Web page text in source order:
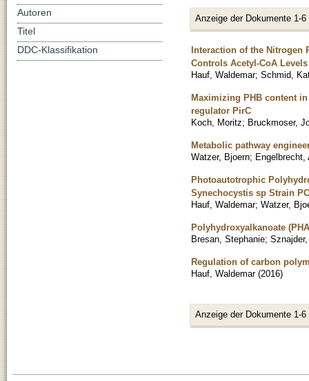
Anzeige der Dokumente 1-6
Interaction of the Nitrogen
Controls Acetyl-CoA
Hauf, Waldemar; Schmid,
Maximizing PHB content
regulator PirC
Koch, Moritz; Bruckmoser,
Metabolic pathway
Watzer, Bjoern; Engelbrecht,
Photoautotrophic
Synechocystis sp Strain
Hauf, Waldemar; Watzer,
Polyhydroxyalkanoate
Bresan, Stephanie;
Regulation of carbon
Hauf, Waldemar (2016)
Anzeige der Dokumente 1-6
Autoren
Titel
DDC-Klassifikation